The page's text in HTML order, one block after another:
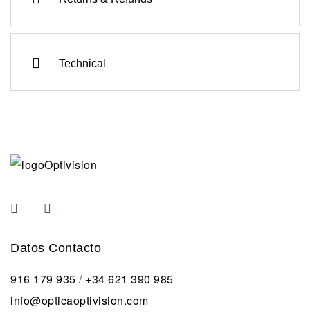
Technical
Datos Contacto
916 179 935 / +34 621 390 985
info@opticaoptivision.com